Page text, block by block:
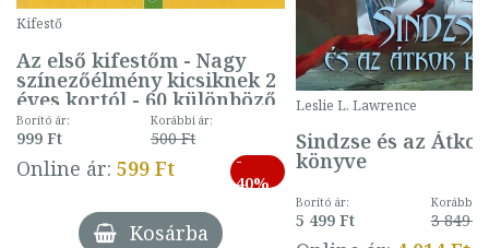
Kifestő
Az első kifestőm - Nagy
színezőélmény kicsiknek 2
éves kortól - 60 különböző
mintával (gombás)
Borító ár:
999 Ft
Korábbi ár:
500 Ft
Online ár: 599 Ft
-
40%
Kosárba
Leslie L. Lawrence
Sindzse és az Átkok
könyve
Borító ár:
5 499 Ft
Korábbi
3 849 Ft